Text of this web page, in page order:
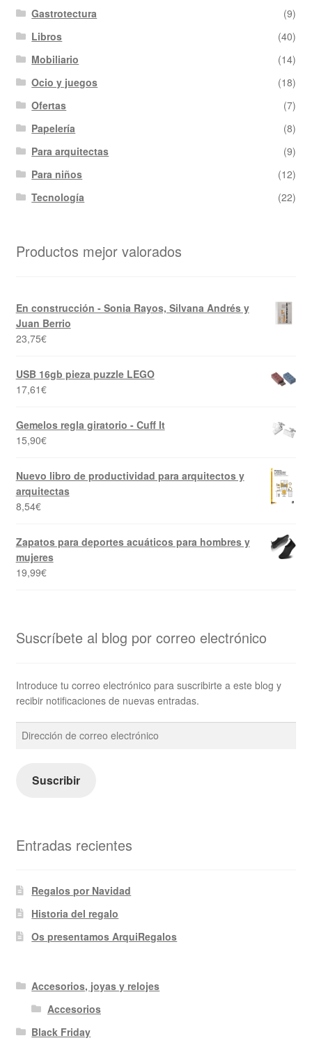
Gastrotectura
(9)
Libros
(40)
Mobiliario
(14)
Ocio y juegos
(18)
Ofertas
(7)
Papelería
(8)
Para arquitectas
(9)
Para niños
(12)
Tecnología
(22)
Productos mejor valorados
En construcción - Sonia Rayos, Silvana Andrés y
Juan Berrio
23,75€
USB 16gb pieza puzzle LEGO
17,61€
Gemelos regla giratorio - Cuff It
15,90€
Nuevo libro de productividad para arquitectos y
arquitectas
8,54€
Zapatos para deportes acuáticos para hombres y
mujeres
19,99€
Suscríbete al blog por correo electrónico
Introduce tu correo electrónico para suscribirte a este blog y
recibir notificaciones de nuevas entradas.
Dirección
de
electrónico
Suscribir
Entradas recientes
Regalos por Navidad
Historia del regalo
Os presentamos ArquiRegalos
Accesorios, joyas y relojes
Accesorios
Black Friday